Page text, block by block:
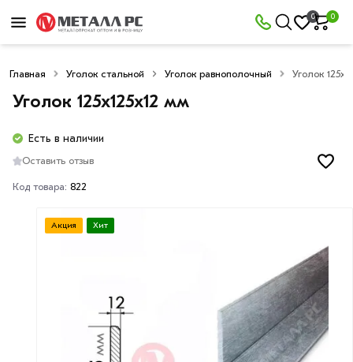
0 0
Главная Уголок стальной Уголок равнополочный Уголок
Уголок 125х125х12 мм
Есть в наличии
Оставить отзыв
Код товара: 822
Акция Хит